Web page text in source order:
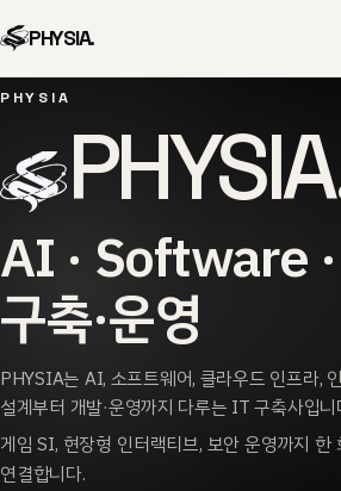
PHYSIA.
PHYSIA
AI · Software
구축·운영
PHYSIA는 AI, 소프트웨어, 클라우드 인프라,
설계부터 개발·운영까지 다루는 IT 구축사입니
게임 SI, 현장형 인터랙티브, 보안 운영까지 한
연결합니다.